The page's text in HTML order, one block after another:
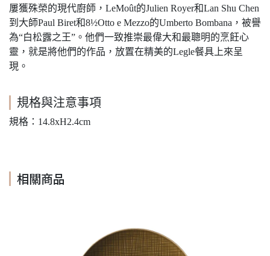
屢獲殊榮的現代廚師，LeMoût的Julien Royer和Lan Shu Chen
到大師Paul Biret和8½Otto e Mezzo的Umberto Bombana，被譽
為“白松露之王”。他們一致推崇最偉大和最聰明的烹飪心
靈，就是將他們的作品，放置在精美的Legle餐具上來呈
現。
規格與注意事項
規格：14.8xH2.4cm
相關商品